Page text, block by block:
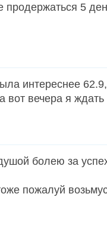
продержаться 5
интереснее
вот вечера я
болею за
пожалуй